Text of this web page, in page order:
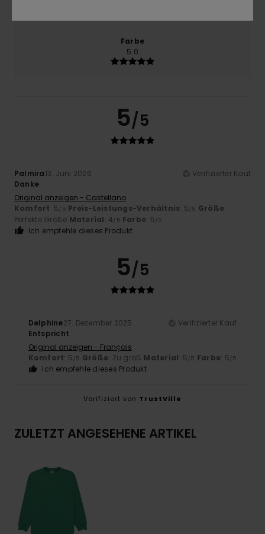
Farbe
5.0
5/5
Palmira13. Juni 2026
Verifizierter Kauf
Danke
Original anzeigen - Castellano
Komfort: 5/5 Preis-Leistungs-Verhältnis: 5/5 Größe:
Perfekte Größe Material: 4/5 Farbe: 5/5
Ich empfehle dieses Produkt
5/5
Delphine27. Dezember 2025
Verifizierter Kauf
Entspricht
Original anzeigen - Français
Komfort: 5/5 Größe: Zu groß Material: 5/5 Farbe: 5/5
Ich empfehle dieses Produkt
Verifiziert von TrustVille
ZULETZT ANGESEHENE ARTIKEL